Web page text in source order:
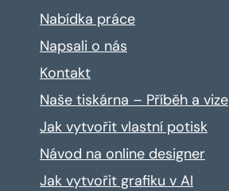
Nabídka práce
Napsali o nás
Kontakt
Naše tiskárna – Příběh a vize
Jak vytvořit vlastní potisk
Návod na online designer
Jak vytvořit grafiku v AI